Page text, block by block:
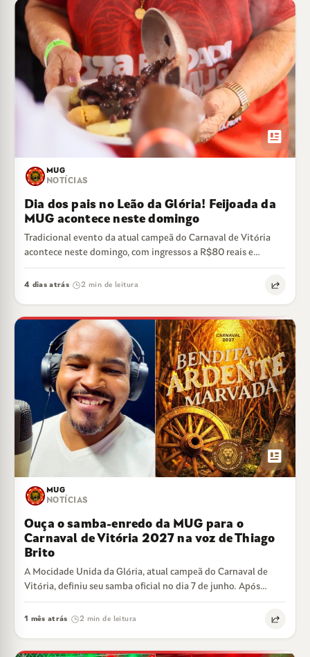
newsmode
MUG
NOTÍCIAS
Dia dos pais no Leão da Glória! Feijoada da
MUG acontece neste domingo
Tradicional evento da atual campeã do Carnaval de Vitória
acontece neste domingo, com ingressos a R$80 reais e
feijoada liberada
4 dias atrás· 2 min de leitura
newsmode
MUG
NOTÍCIAS
Ouça o samba-enredo da MUG para o
Carnaval de Vitória 2027 na voz de Thiago
Brito
A Mocidade Unida da Glória, atual campeã do Carnaval de
Vitória, definiu seu samba oficial no dia 7 de junho. Após
duas…
1 mês atrás 2 min de leitura